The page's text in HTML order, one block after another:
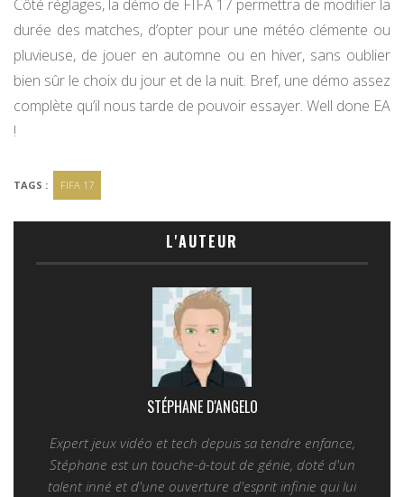
Côté réglages, la démo de FIFA 17 permettra de modifier la
durée des matches, d’opter pour une météo clémente ou
pluvieuse, de jouer en automne ou en hiver, sans oublier
bien sûr le choix du jour et de la nuit. Bref, une démo assez
complète qu’il nous tarde de pouvoir essayer. Well done EA
!
TAGS : FIFA 17
L'AUTEUR
STÉPHANE D'ANGELO
Expert jeux vidéo et tech depuis sa tendre enfance,
Stéphane est un touche-à-tout de génie, doté d'un
talent inné et d'une ouverture d'esprit infinie qui lui